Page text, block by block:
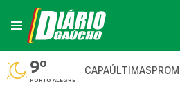
9º
PORTO ALEGRE
CAPAÚLTIMAS